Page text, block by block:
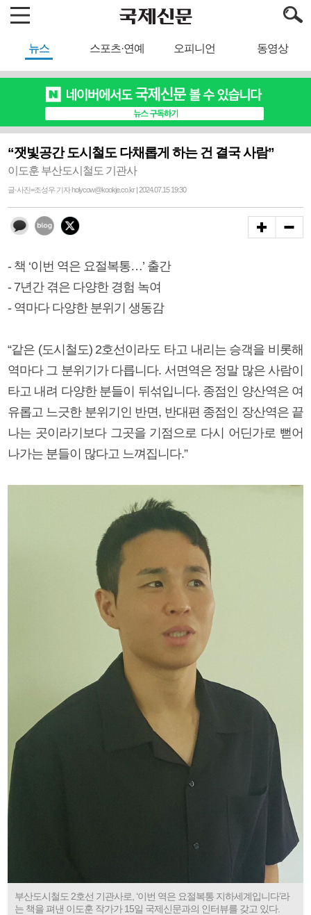
뉴스 스포츠·연예 오피니언 동영상
“잿빛공간 도시철도 다채롭게 하는 건 결국 사람”
이도훈 부산도시철도 기관사
글·사진=조성우 기자 holycow@kookje.co.kr | 2024.07.15 19:30
- 책 ‘이번 역은 요절복통…’ 출간
- 7년간 겪은 다양한 경험 녹여
- 역마다 다양한 분위기 생동감
“같은 (도시철도) 2호선이라도 타고 내리는 승객을 비롯해
역마다 그 분위기가 다릅니다. 서면역은 정말 많은 사람이
타고 내려 다양한 분들이 뒤섞입니다. 종점인 양산역은 여
유롭고 느긋한 분위기인 반면, 반대편 종점인 장산역은 끝
나는 곳이라기보다 그곳을 기점으로 다시 어딘가로 뻗어
나가는 분들이 많다고 느껴집니다.”
부산도시철도 2호선 기관사로, ‘이번 역은 요절복통 지하세계입니다’라
는 책을 펴낸 이도훈 작가가 15일 국제신문과의 인터뷰를 갖고 있다.